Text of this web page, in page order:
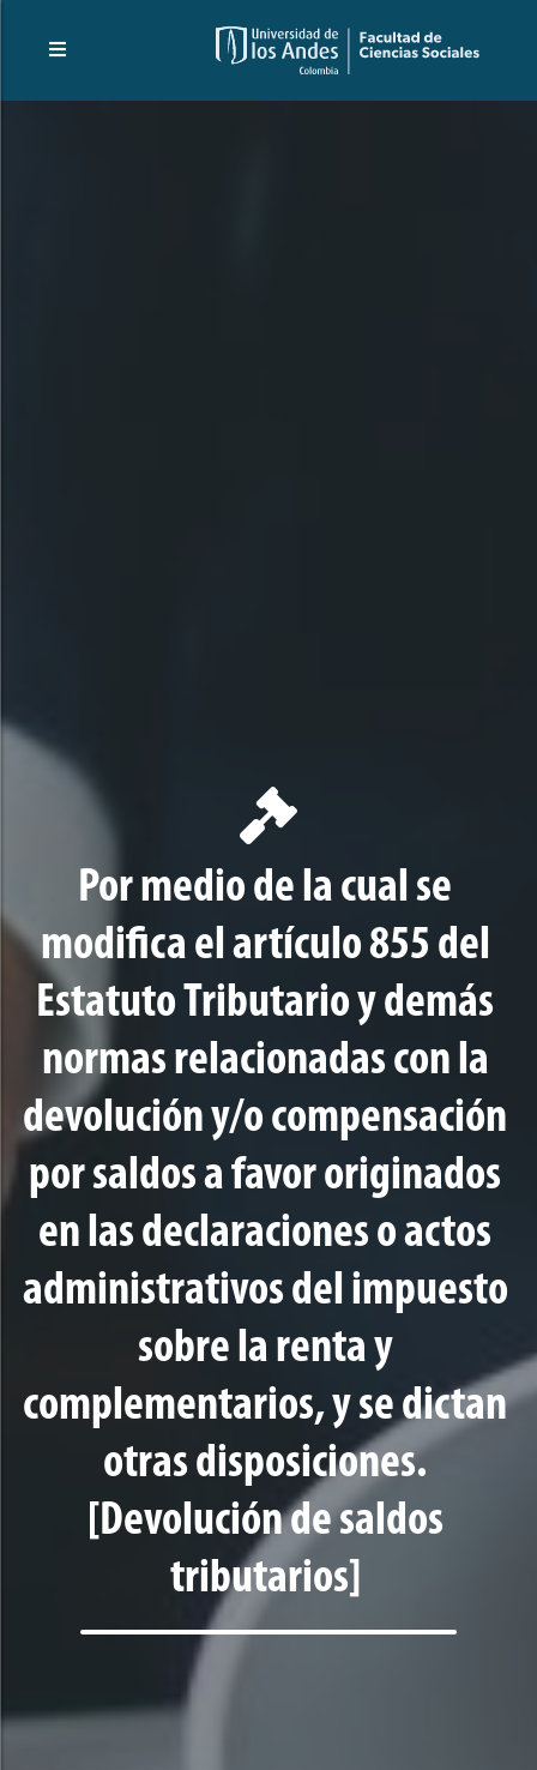
Por medio de la cual se
modifica el artículo 855 del
Estatuto Tributario y demás
normas relacionadas con la
devolución y/o compensación
por saldos a favor originados
en las declaraciones o actos
administrativos del impuesto
sobre la renta y
complementarios, y se dictan
otras disposiciones.
[Devolución de saldos
tributarios]